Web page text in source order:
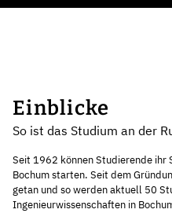
Einblicke
So ist das Studium an der
Seit 1962 können Studierende ihr
Bochum starten. Seit dem
getan und so werden aktuell 50
Ingenieurwissenschaften in